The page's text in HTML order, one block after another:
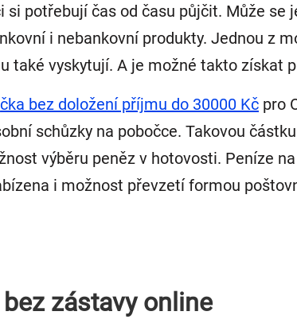
si potřebují čas od času půjčit. Může
i nebankovní produkty. Jednou z
také vyskytují. A je možné takto získat
bez doložení příjmu do 30000 Kč pro
schůzky na pobočce. Takovou
výběru peněz v hotovosti. Peníze
i možnost převzetí formou
zástavy online